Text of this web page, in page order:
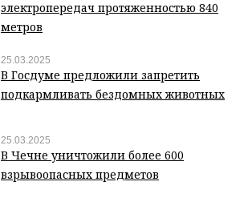
электропередач протяженностью 840
метров
25.03.2025
В Госдуме предложили запретить
подкармливать бездомных животных
25.03.2025
В Чечне уничтожили более 600
взрывоопасных предметов